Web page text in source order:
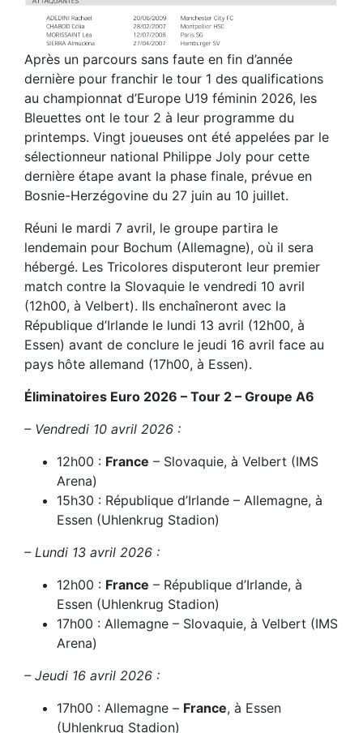
Après un parcours sans faute en fin d’année
dernière pour franchir le tour 1 des qualifications
au championnat d’Europe U19 féminin 2026, les
Bleuettes ont le tour 2 à leur programme du
printemps. Vingt joueuses ont été appelées par le
sélectionneur national Philippe Joly pour cette
dernière étape avant la phase finale, prévue en
Bosnie-Herzégovine du 27 juin au 10 juillet.
Réuni le mardi 7 avril, le groupe partira le
lendemain pour Bochum (Allemagne), où il sera
hébergé. Les Tricolores disputeront leur premier
match contre la Slovaquie le vendredi 10 avril
(12h00, à Velbert). Ils enchaîneront avec la
République d’Irlande le lundi 13 avril (12h00, à
Essen) avant de conclure le jeudi 16 avril face au
pays hôte allemand (17h00, à Essen).
Éliminatoires Euro 2026 – Tour 2 – Groupe A6
– Vendredi 10 avril 2026 :
12h00 : France – Slovaquie, à Velbert (IMS
Arena)
15h30 : République d’Irlande – Allemagne, à
Essen (Uhlenkrug Stadion)
– Lundi 13 avril 2026 :
12h00 : France – République d’Irlande, à
Essen (Uhlenkrug Stadion)
17h00 : Allemagne – Slovaquie, à Velbert (IMS
Arena)
– Jeudi 16 avril 2026 :
17h00 : Allemagne – France, à Essen
(Uhlenkrug Stadion)